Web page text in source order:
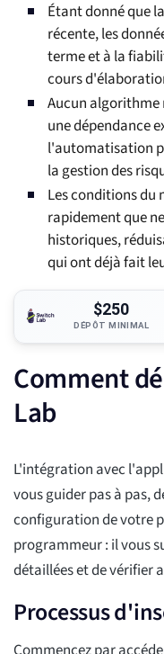
Étant donné que
récente, les
terme et à la
cours
Aucun
une dépendance
l'automatisation
la gestion des
Les conditions du
rapidement que
historiques,
qui ont déjà fait
$250
DÉPÔT MINIMAL
Comment
Lab
L'intégration avec
vous guider pas à pas,
configuration de votre
programmeur : il vous
détaillées et de vérifier
Processus